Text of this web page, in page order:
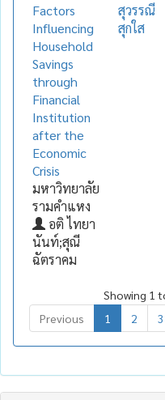
Factors
Influencing
Household
Savings
through
Financial
Institution
after the
Economic
Crisis
มหาวิทยาลัย
รามคำแหง
อติ ไทยา
นันท์;สุณี
ฉัตราคม
สุวรรณี
สุกใส
Showing 1
Previous
1 2 3